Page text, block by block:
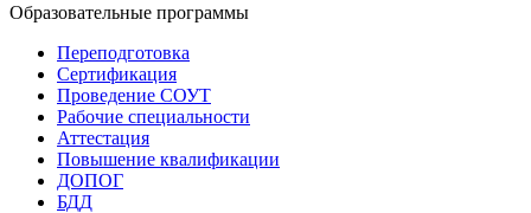
Образовательные программы
Переподготовка
Сертификация
Проведение СОУТ
Рабочие специальности
Аттестация
Повышение квалификации
ДОПОГ
БДД